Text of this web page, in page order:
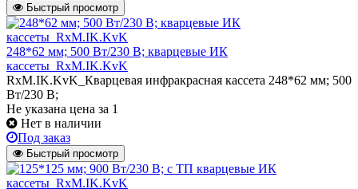
Быстрый просмотр
248*62 мм; 500 Вт/230 В; кварцевые ИК
кассеты_RxM.IK.KvK
RxM.IK.KvK_Кварцевая инфракрасная кассета 248*62 мм; 500
Вт/230 В;
Не указана цена за 1
Нет в наличии
Под заказ
Быстрый просмотр